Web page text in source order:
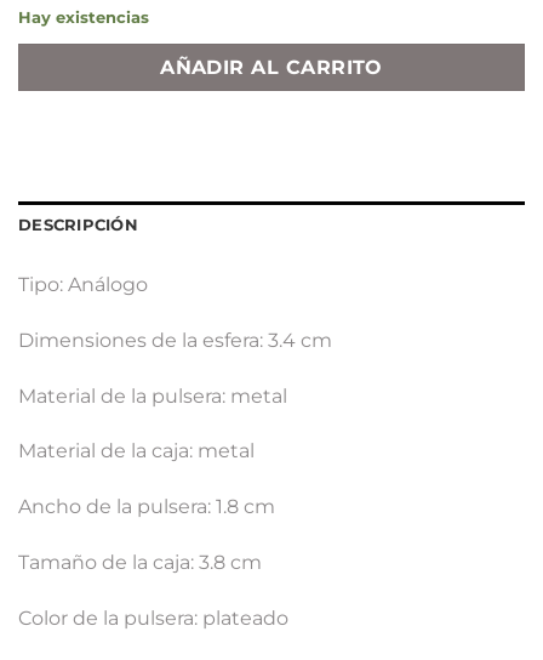
Hay existencias
AÑADIR AL CARRITO
DESCRIPCIÓN
Tipo: Análogo
Dimensiones de la esfera: 3.4 cm
Material de la pulsera: metal
Material de la caja: metal
Ancho de la pulsera: 1.8 cm
Tamaño de la caja: 3.8 cm
Color de la pulsera: plateado